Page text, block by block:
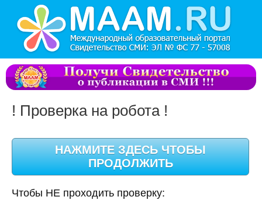
! Проверка на робота !
Чтобы НЕ проходить проверку: